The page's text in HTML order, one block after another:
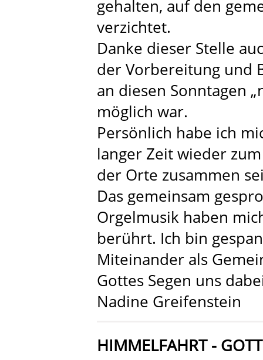
gehalten, auf den
verzichtet.
Danke dieser Stelle
der Vorbereitung und
an diesen Sonntagen
möglich war.
Persönlich habe ich
langer Zeit wieder
der Orte zusammen
Das gemeinsam
Orgelmusik haben
berührt. Ich bin
Miteinander als
Gottes Segen uns
Nadine Greifenstein
HIMMELFAHRT -